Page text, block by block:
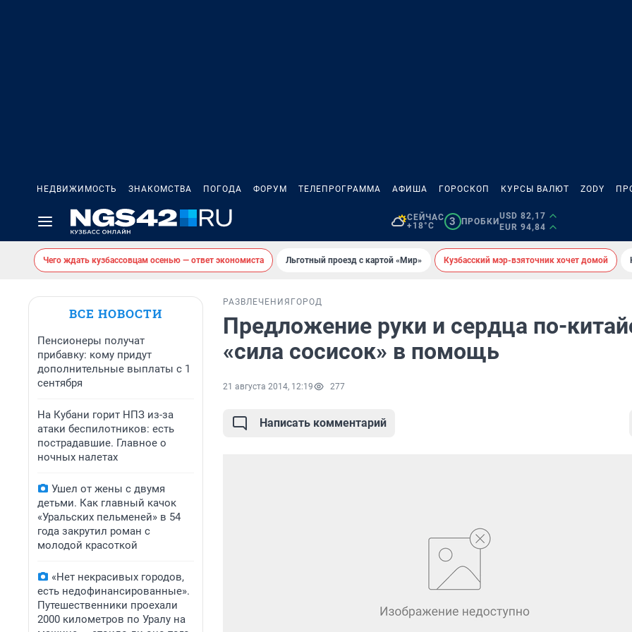
НЕДВИЖИМОСТЬ ЗНАКОМСТВА ПОГОДА ФОРУМ ТЕЛЕПРОГРАММА АФИША ГОРОСКОП КУРСЫ ВАЛЮТ ZODY
СЕЙЧАС
+18°C
3 ПРОБКИ
USD 82,17
EUR 94,84
Чего ждать кузбассовцам осенью — ответ экономиста Льготный проезд с картой «Мир» Кузбасский мэр-взяточник хочет домой
ВСЕ НОВОСТИ
Пенсионеры получат
прибавку: кому придут
дополнительные выплаты с 1
сентября
На Кубани горит НПЗ из-за
атаки беспилотников: есть
пострадавшие. Главное о
ночных налетах
Ушел от жены с двумя
детьми. Как главный качок
«Уральских пельменей» в 54
года закрутил роман с
молодой красоткой
«Нет некрасивых городов,
есть недофинансированные».
Путешественники проехали
2000 километров по Уралу на
РАЗВЛЕЧЕНИЯ ГОРОД
Предложение руки и сердца по-
«сила сосисок» в помощь
21 августа 2014, 12:19 277
Написать комментарий